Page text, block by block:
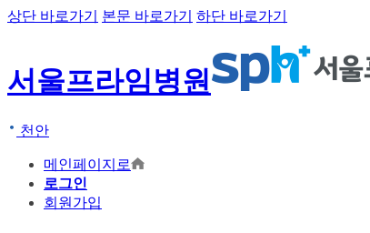
상단 바로가기 본문 바로가기 하단 바로가기
서울프라임병원
천안
메인페이지로
로그인
회원가입